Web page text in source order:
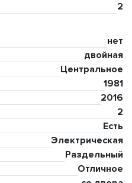
2
нет
двойная
Центральное
1981
2016
2
Есть
Электрическая
Раздельный
Отличное